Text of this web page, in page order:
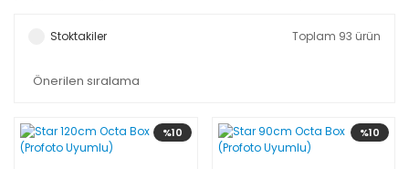
Stoktakiler Toplam 93 ürün
%10 %10